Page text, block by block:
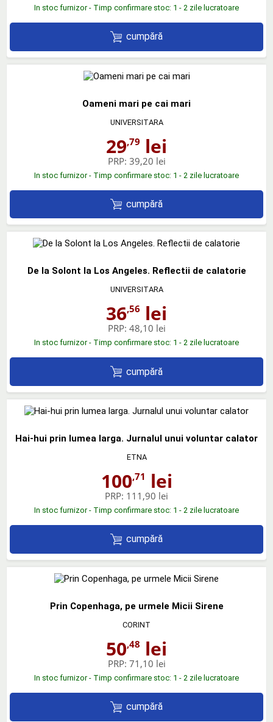
In stoc furnizor - Timp confirmare stoc: 1 - 2 zile lucratoare
cumpără
Oameni mari pe cai mari
UNIVERSITARA
29,79 lei
PRP: 39,20 lei
In stoc furnizor - Timp confirmare stoc: 1 - 2 zile lucratoare
cumpără
De la Solont la Los Angeles. Reflectii de calatorie
UNIVERSITARA
36,56 lei
PRP: 48,10 lei
In stoc furnizor - Timp confirmare stoc: 1 - 2 zile lucratoare
cumpără
Hai-hui prin lumea larga. Jurnalul unui voluntar calator
ETNA
100,71 lei
PRP: 111,90 lei
In stoc furnizor - Timp confirmare stoc: 1 - 2 zile lucratoare
cumpără
Prin Copenhaga, pe urmele Micii Sirene
CORINT
50,48 lei
PRP: 71,10 lei
In stoc furnizor - Timp confirmare stoc: 1 - 2 zile lucratoare
cumpără